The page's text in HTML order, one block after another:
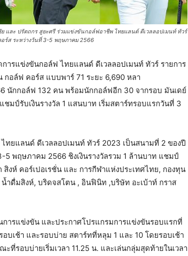
ละ ปรัตถกร สูยะศรี ร่วมแข่งขันกอล์ฟอาชีพ ไทยแลนด์ ดีเวลลอปเมนท์ ทัวร์
ร์ส ระหว่างวันที่ 3-5 พฤษภาคม 2566
รแข่งขันกอล์ฟ ไทยแลนด์ ดีเวลลอปเมนท์ ทัวร์ รายการ
อล์ฟ คอร์ส แบบพาร์ 71 ระยะ 6,690 หลา
นักกอล์ฟ 132 คน พร้อมนักกอล์ฟอีก 30 จากรอบ มันเดย์
มป์รับเงินรางวัล 1 แสนบาท เริ่มสตาร์ทรอบแรกวันที่ 3
ยแลนด์ ดีเวลลอปเมนท์ ทัวร์ 2023 เป็นสนามที่ 2 ของปี
พฤษภาคม 2566 ชิงเงินรางวัลรวม 1 ล้านบาท แชมป์
งห์ คอร์เปอเรชั่น และ การกีฬาแห่งประเทศไทย, กองทุน
ำดื่มสิงห์, บริดจสโตน , อินฟินิท ,บริษัท อะเบ้าท์ กราส
ารแข่งขัน และประกาศโปรแกรมการแข่งขันรอบแรกที่
บเช้า และรอบบ่าย สตาร์ทที่หลุม 1 และ 10 โดยรอบเช้า
ที่รอบบ่ายเริ่มเวลา 11.25 น. และเล่นกลุ่มสุดท้ายในเวลา